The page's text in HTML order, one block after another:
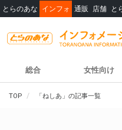
とらのあな インフォ 通販 店舗 と
総合 女性向け
TOP 「ねしあ」の記事一覧